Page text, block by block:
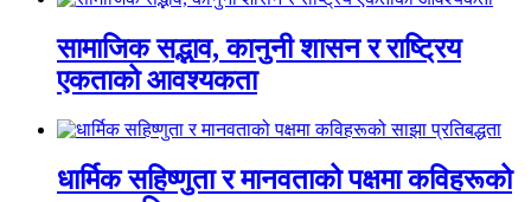
सामाजिक सद्भाव, कानुनी शासन र राष्ट्रिय
एकताको आवश्यकता
धार्मिक सहिष्णुता र मानवताको पक्षमा कविहरूको